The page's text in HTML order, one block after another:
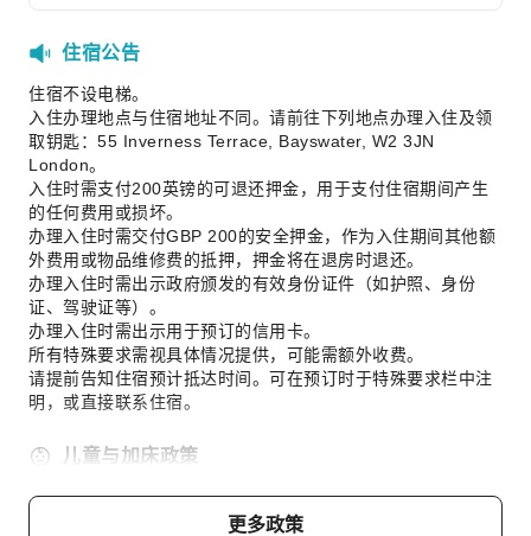
住宿公告
住宿不设电梯。
入住办理地点与住宿地址不同。请前往下列地点办理入住及领
取钥匙：55 Inverness Terrace, Bayswater, W2 3JN
London。
入住时需支付200英镑的可退还押金，用于支付住宿期间产生
的任何费用或损坏。
办理入住时需交付GBP 200的安全押金，作为入住期间其他额
外费用或物品维修费的抵押，押金将在退房时退还。
办理入住时需出示政府颁发的有效身份证件（如护照、身份
证、驾驶证等）。
办理入住时需出示用于预订的信用卡。
所有特殊要求需视具体情况提供，可能需额外收费。
请提前告知住宿预计抵达时间。可在预订时于特殊要求栏中注
明，或直接联系住宿。
儿童与加床政策
本住宿无最小入住年龄限制，婴幼儿亦可入住。
更多政策